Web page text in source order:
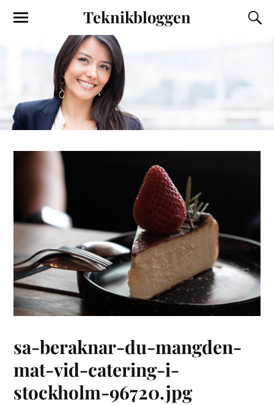
Teknikbloggen
sa-beraknar-du-mangden-
mat-vid-catering-i-
stockholm-96720.jpg